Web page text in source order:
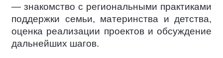
— знакомство с региональными практиками
поддержки семьи, материнства и детства,
оценка реализации проектов и обсуждение
дальнейших шагов.